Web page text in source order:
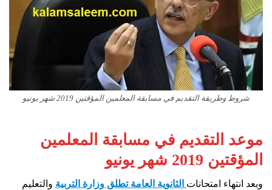
شروط وطريقة التقديم في مسابقة المعلمين المؤقتين 2019 شهر يونيو
موعد التقديم في مسابقة المعلمين
المؤقتين 2019 شهر يونيو
وبعد انتهاء امتحانات الثانوية العامة تطلق وزارة التربية والتعليم